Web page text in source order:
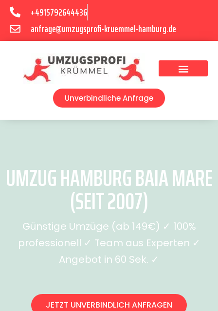
+4915792644436
anfrage@umzugsprofi-kruemmel-hamburg.de
Unverbindliche Anfrage
UMZUG HAMBURG BAIA MARE
(SEIT 2007)
Günstige Umzüge (ab 149€) ✓ 100%
professionell ✓ Team aus Experten ✓
Angebot in 60 Sek. ✓
JETZT UNVERBINDLICH ANFRAGEN